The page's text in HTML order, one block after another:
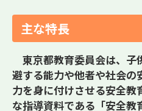
主な特長
東京都教育委員会は、子
避する能力や他者や社会
力を身に付けさせる安全
な指導資料である「安全教